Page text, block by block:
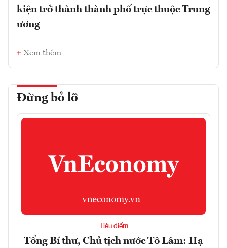
kiện trở thành thành phố trực thuộc Trung
ương
Xem thêm
Đừng bỏ lỡ
Tiêu điểm
Tổng Bí thư, Chủ tịch nước Tô Lâm: Hạ